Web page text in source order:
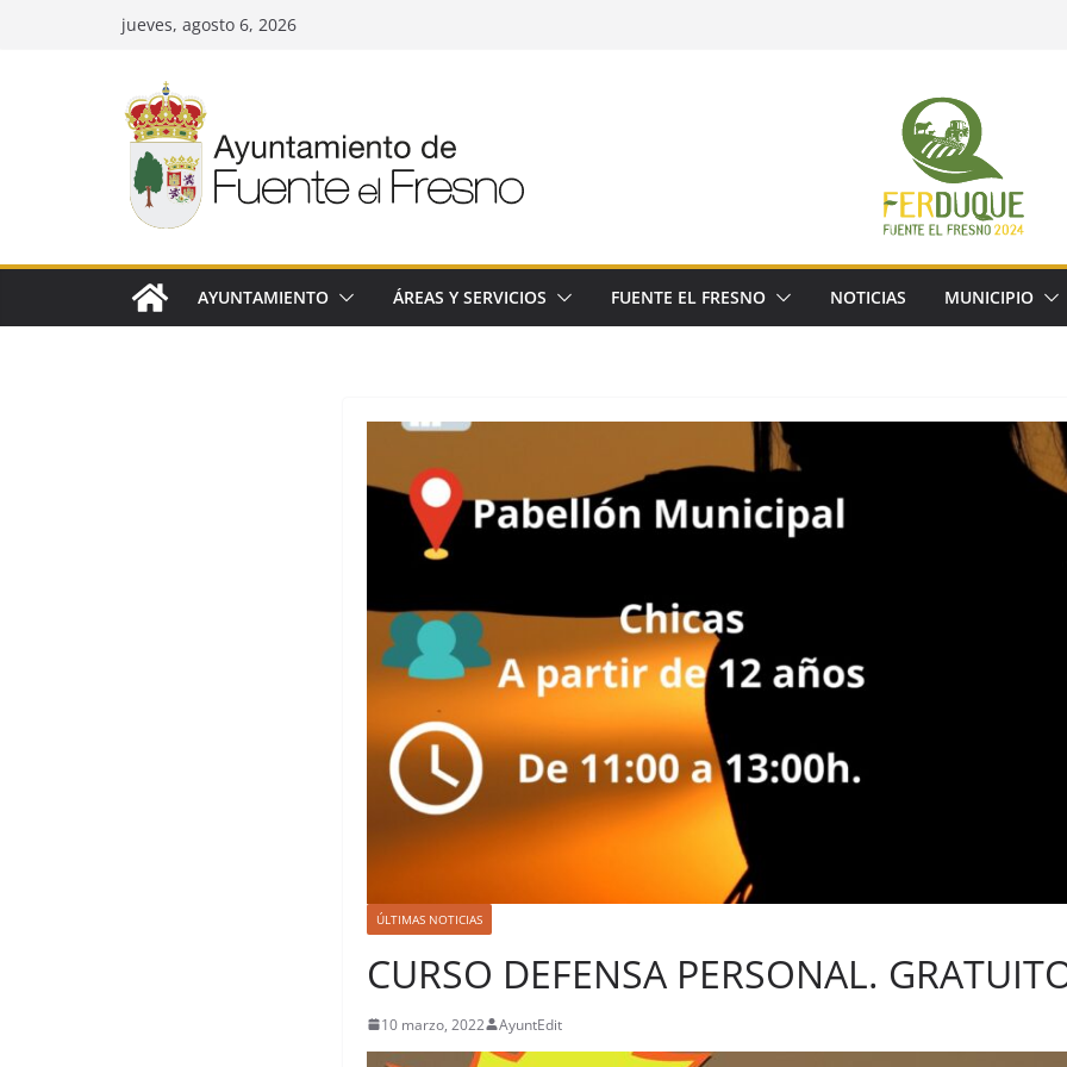
jueves, agosto 6, 2026
AYUNTAMIENTO ÁREAS Y SERVICIOS FUENTE EL FRESNO NOTICIAS MUNICIPIO
ÚLTIMAS NOTICIAS
CURSO DEFENSA PERSONAL.
10 marzo, 2022 AyuntEdit